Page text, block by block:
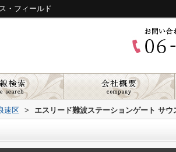
・フィールド
速区 > エスリード難波ステーションゲート サウ